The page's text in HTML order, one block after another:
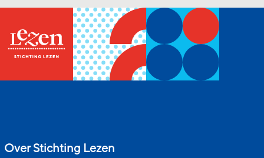
Over Stichting Lezen